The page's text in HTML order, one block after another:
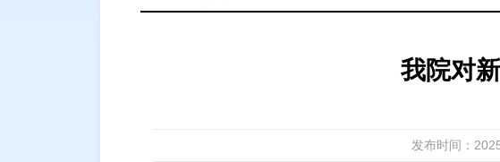
我院对
发布时间：